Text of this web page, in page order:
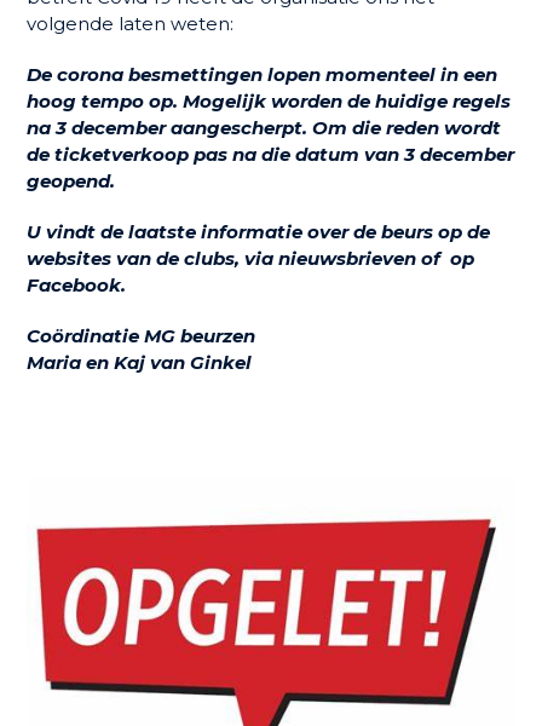
volgende laten weten:
De corona besmettingen lopen momenteel in een
hoog tempo op. Mogelijk worden de huidige regels
na 3 december aangescherpt. Om die reden wordt
de ticketverkoop pas na die datum van 3 december
geopend.
U vindt de laatste informatie over de beurs op de
websites van de clubs, via nieuwsbrieven of op
Facebook.
Coördinatie MG beurzen
Maria en Kaj van Ginkel